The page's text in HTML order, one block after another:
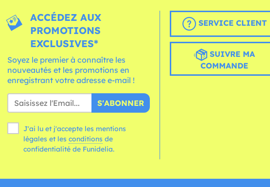
ACCÉDEZ AUX
PROMOTIONS
EXCLUSIVES*
Soyez le premier à connaître les
nouveautés et les promotions en
enregistrant votre adresse e-mail !
S'ABONNER
J'ai lu et j'accepte les mentions
légales et les conditions
confidentialité de Funidelia.
SERVICE CLIENT
SUIVRE MA
COMMANDE